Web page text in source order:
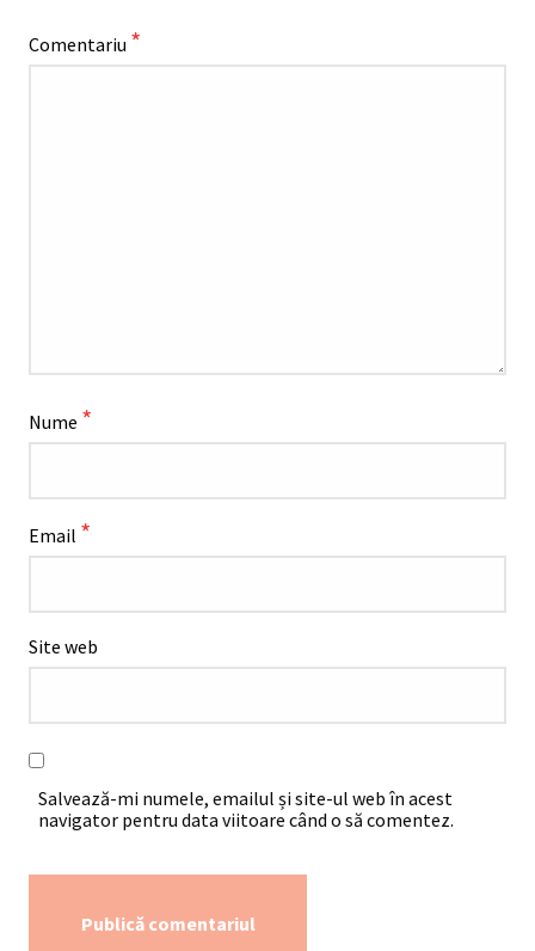
Comentariu *
Nume *
Email *
Site web
Salvează-mi numele, emailul și site-ul web în acest
navigator pentru data viitoare când o să comentez.